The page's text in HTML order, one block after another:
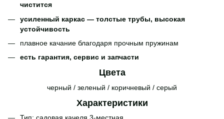
чистится
усиленный каркас — толстые трубы, высокая
устойчивость
плавное качание благодаря прочным пружинам
есть гарантия, сервис и запчасти
Цвета
черный / зеленый / коричневый / серый
Характеристики